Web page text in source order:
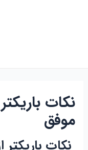
نکات
موفق
نکات